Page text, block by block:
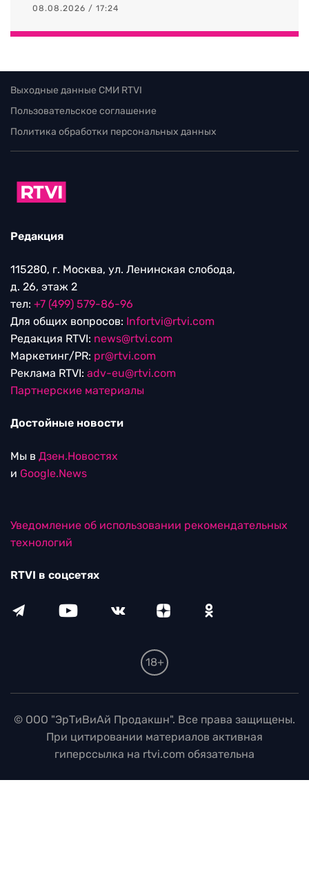
08.08.2026 / 17:24
Выходные данные СМИ RTVI
Пользовательское соглашение
Политика обработки персональных данных
Редакция
115280, г. Москва, ул. Ленинская слобода,
д. 26, этаж 2
тел: +7 (499) 579-86-96
Для общих вопросов: Infortvi@rtvi.com
Редакция RTVI: news@rtvi.com
Маркетинг/PR: pr@rtvi.com
Реклама RTVI: adv-eu@rtvi.com
Партнерские материалы
Достойные новости
Мы в Дзен.Новостях
и Google.News
Уведомление об использовании рекомендательных
технологий
RTVI в соцсетях
18+
© ООО "ЭрТиВиАй Продакшн". Все права защищены.
При цитировании материалов активная
гиперссылка на rtvi.com обязательна